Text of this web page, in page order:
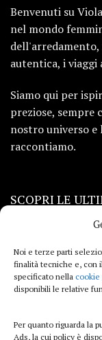
Noi e terze parti
finalità tecniche e, con
specificato nella cookie
disponibili le relative
Per quanto riguarda la
Ads, la cui policy è
Benvenuti su
nel mondo
dell'arredamento,
autentica, i
Siamo qui per
preziose,
nostro universo e
raccontiamo.
SCOPRI LE
Viaggi
Beauty e
Curiosità